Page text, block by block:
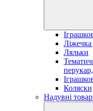
Ліжечка
Ляльки
Коляски
Надувні